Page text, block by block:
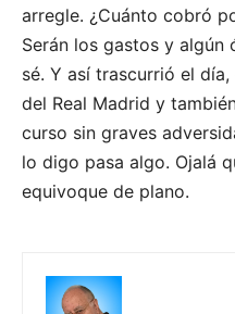
arregle. ¿Cuánto cobró
Serán los gastos y
sé. Y así trascurrió el
del Real Madrid y
curso sin graves
lo digo pasa algo. Ojalá
equivoque de plano.